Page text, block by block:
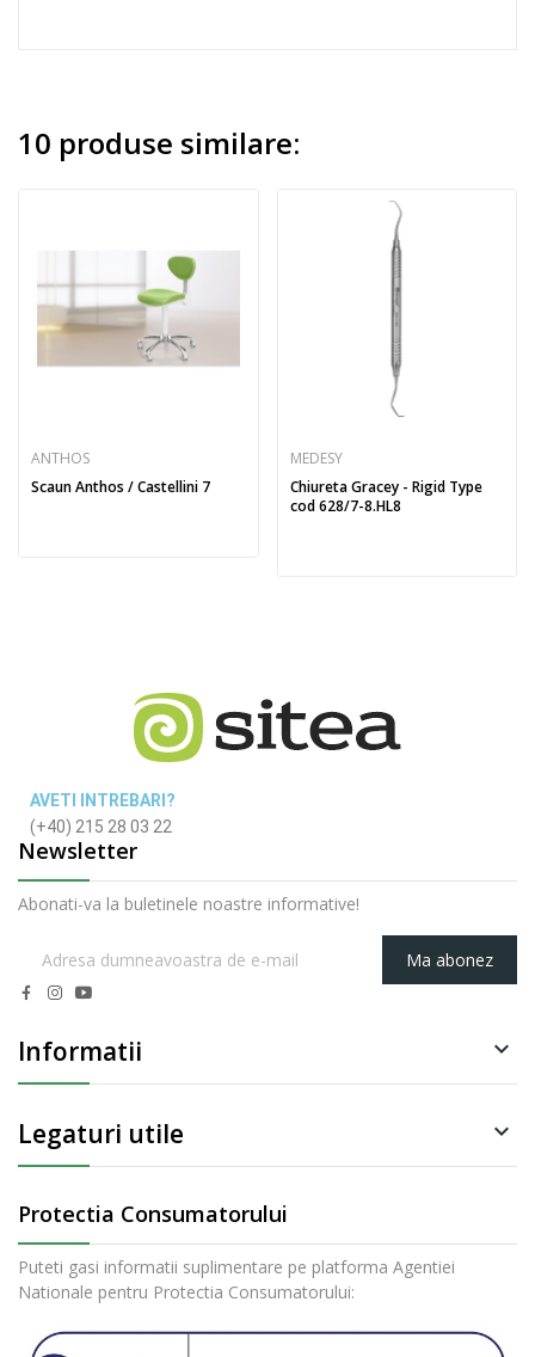
10 produse similare:
ANTHOS
Scaun Anthos / Castellini 7
MEDESY
Chiureta Gracey - Rigid Type
cod 628/7-8.HL8
AVETI INTREBARI?
(+40) 215 28 03 22
Newsletter
Abonati-va la buletinele noastre informative!
Ma abonez
Informatii 
Legaturi utile 
Protectia Consumatorului
Puteti gasi informatii suplimentare pe platforma Agentiei
Nationale pentru Protectia Consumatorului: